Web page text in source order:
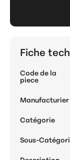
Fiche
Code de la
piece
Manufacturier
Catégorie
Sous-